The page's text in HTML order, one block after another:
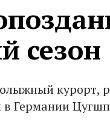
сезон
курорт,
в Германии